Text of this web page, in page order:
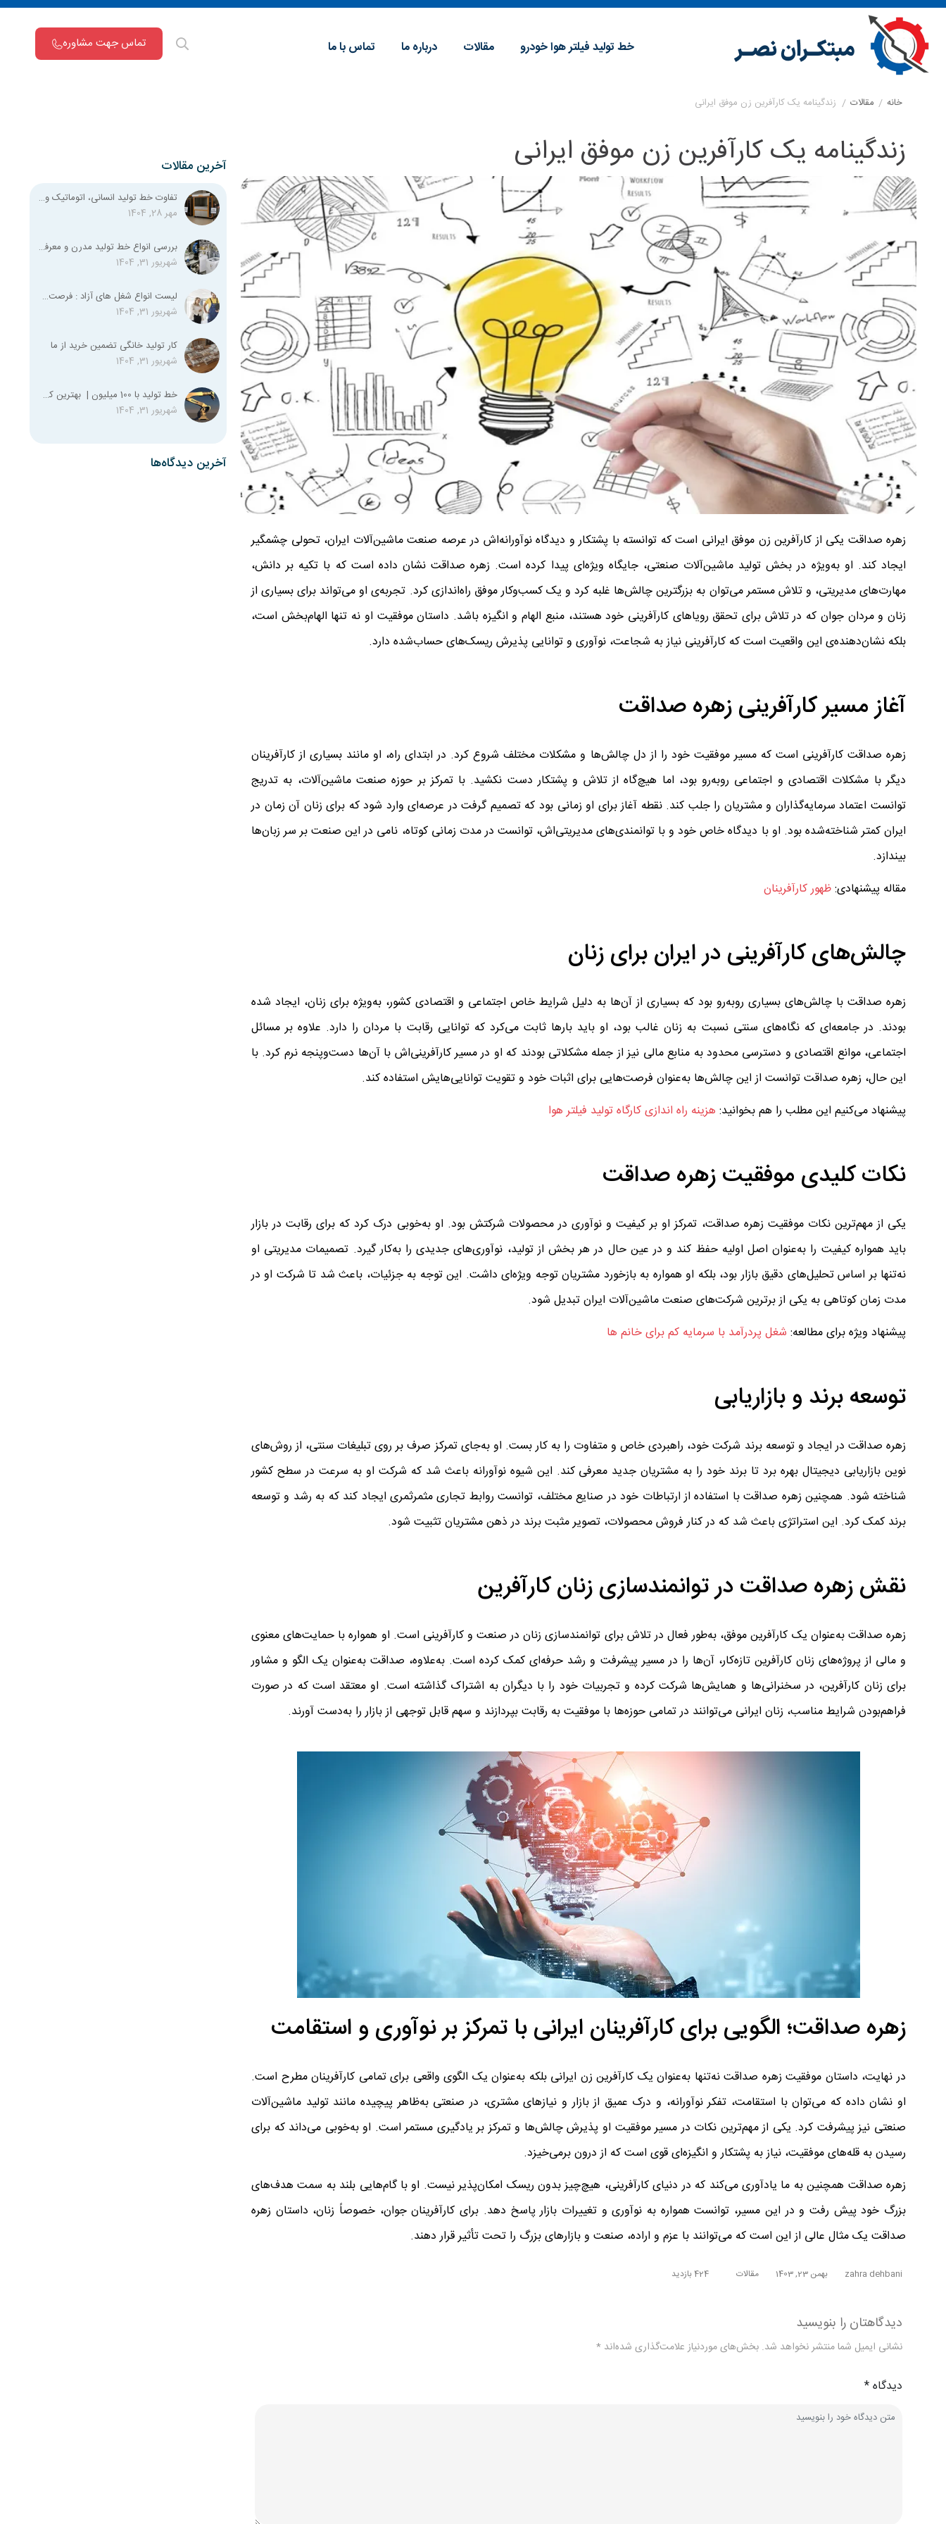
خط تولید فیلتر هوا خودرو مقالات درباره ما تماس با ما تماس جهت مشاوره
خانه / مقالات / زندگینامه یک کارآفرین زن موفق ایرانی
زندگینامه یک کارآفرین زن موفق ایرانی
زهره صداقت یکی از کارآفرین زن موفق ایرانی است که توانسته با پشتکار و دیدگاه نوآورانه‌اش در عرصه صنعت ماشین‌آلات ایران، تحولی چشمگیر
ایجاد کند. او به‌ویژه در بخش تولید ماشین‌آلات صنعتی، جایگاه ویژه‌ای پیدا کرده است. زهره صداقت نشان داده است که با تکیه بر دانش،
مهارت‌های مدیریتی، و تلاش مستمر می‌توان به بزرگترین چالش‌ها غلبه کرد و یک کسب‌وکار موفق راه‌اندازی کرد. تجربه‌ی او می‌تواند برای بسیاری از
زنان و مردان جوان که در تلاش برای تحقق رویاهای کارآفرینی خود هستند، منبع الهام و انگیزه باشد. داستان موفقیت او نه تنها الهام‌بخش است،
بلکه نشان‌دهنده‌ی این واقعیت است که کارآفرینی نیاز به شجاعت، نوآوری و توانایی پذیرش ریسک‌های حساب‌شده دارد.
آغاز مسیر کارآفرینی زهره صداقت
زهره صداقت کارآفرینی است که مسیر موفقیت خود را از دل چالش‌ها و مشکلات مختلف شروع کرد. در ابتدای راه، او مانند بسیاری از کارآفرینان
دیگر با مشکلات اقتصادی و اجتماعی روبه‌رو بود، اما هیچ‌گاه از تلاش و پشتکار دست نکشید. با تمرکز بر حوزه صنعت ماشین‌آلات، به تدریج
توانست اعتماد سرمایه‌گذاران و مشتریان را جلب کند. نقطه آغاز برای او زمانی بود که تصمیم گرفت در عرصه‌ای وارد شود که برای زنان آن زمان در
ایران کمتر شناخته‌شده بود. او با دیدگاه خاص خود و با توانمندی‌های مدیریتی‌اش، توانست در مدت زمانی کوتاه، نامی در این صنعت بر سر زبان‌ها
بیندازد.
مقاله پیشنهادی:ظهور کارآفرینان
چالش‌های کارآفرینی در ایران برای زنان
زهره صداقت با چالش‌های بسیاری روبه‌رو بود که بسیاری از آن‌ها به دلیل شرایط خاص اجتماعی و اقتصادی کشور، به‌ویژه برای زنان، ایجاد شده
بودند. در جامعه‌ای که نگاه‌های سنتی نسبت به زنان غالب بود، او باید بارها ثابت می‌کرد که توانایی رقابت با مردان را دارد. علاوه بر مسائل
اجتماعی، موانع اقتصادی و دسترسی محدود به منابع مالی نیز از جمله مشکلاتی بودند که او در مسیر کارآفرینی‌اش با آن‌ها دست‌وپنجه نرم کرد. با
این حال، زهره صداقت توانست از این چالش‌ها به‌عنوان فرصت‌هایی برای اثبات خود و تقویت توانایی‌هایش استفاده کند.
پیشنهاد می‌کنیم این مطلب را هم بخوانید: هزینه راه اندازی کارگاه تولید فیلتر هوا
نکات کلیدی موفقیت زهره صداقت
یکی از مهم‌ترین نکات موفقیت زهره صداقت، تمرکز او بر کیفیت و نوآوری در محصولات شرکتش بود. او به‌خوبی درک کرد که برای رقابت در بازار
باید همواره کیفیت را به‌عنوان اصل اولیه حفظ کند و در عین حال در هر بخش از تولید، نوآوری‌های جدیدی را به‌کار گیرد. تصمیمات مدیریتی او
نه‌تنها بر اساس تحلیل‌های دقیق بازار بود، بلکه او همواره به بازخورد مشتریان توجه ویژه‌ای داشت. این توجه به جزئیات، باعث شد تا شرکت او در
مدت زمان کوتاهی به یکی از برترین شرکت‌های صنعت ماشین‌آلات ایران تبدیل شود.
پیشنهاد ویژه برای مطالعه: شغل پردرآمد با سرمایه کم برای خانم ها
توسعه برند و بازاریابی
زهره صداقت در ایجاد و توسعه برند شرکت خود، راهبردی خاص و متفاوت را به کار بست. او به‌جای تمرکز صرف بر روی تبلیغات سنتی، از روش‌های
نوین بازاریابی دیجیتال بهره برد تا برند خود را به مشتریان جدید معرفی کند. این شیوه نوآورانه باعث شد که شرکت او به سرعت در سطح کشور
شناخته شود. همچنین زهره صداقت با استفاده از ارتباطات خود در صنایع مختلف، توانست روابط تجاری مثمرثمری ایجاد کند که به رشد و توسعه
برند کمک کرد. این استراتژی باعث شد که در کنار فروش محصولات، تصویر مثبت برند در ذهن مشتریان تثبیت شود.
نقش زهره صداقت در توانمندسازی زنان کارآفرین
زهره صداقت به‌عنوان یک کارآفرین موفق، به‌طور فعال در تلاش برای توانمندسازی زنان در صنعت و کارآفرینی است. او همواره با حمایت‌های معنوی
و مالی از پروژه‌های زنان کارآفرین تازه‌کار، آن‌ها را در مسیر پیشرفت و رشد حرفه‌ای کمک کرده است. به‌علاوه، صداقت به‌عنوان یک الگو و مشاور
برای زنان کارآفرین، در سخنرانی‌ها و همایش‌ها شرکت کرده و تجربیات خود را با دیگران به اشتراک گذاشته است. او معتقد است که در صورت
فراهم‌بودن شرایط مناسب، زنان ایرانی می‌توانند در تمامی حوزه‌ها با موفقیت به رقابت بپردازند و سهم قابل توجهی از بازار را به‌دست آورند.
زهره صداقت؛ الگویی برای کارآفرینان ایرانی با تمرکز بر نوآوری و استقامت
در نهایت، داستان موفقیت زهره صداقت نه‌تنها به‌عنوان یک کارآفرین زن ایرانی بلکه به‌عنوان یک الگوی واقعی برای تمامی کارآفرینان مطرح است.
او نشان داده که می‌توان با استقامت، تفکر نوآورانه، و درک عمیق از بازار و نیازهای مشتری، در صنعتی به‌ظاهر پیچیده مانند تولید ماشین‌آلات
صنعتی نیز پیشرفت کرد. یکی از مهم‌ترین نکات در مسیر موفقیت او پذیرش چالش‌ها و تمرکز بر یادگیری مستمر است. او به‌خوبی می‌داند که برای
رسیدن به قله‌های موفقیت، نیاز به پشتکار و انگیزه‌ای قوی است که از درون برمی‌خیزد.
زهره صداقت همچنین به ما یادآوری می‌کند که در دنیای کارآفرینی، هیچ‌چیز بدون ریسک امکان‌پذیر نیست. او با گام‌هایی بلند به سمت هدف‌های
بزرگ خود پیش رفت و در این مسیر، توانست همواره به نوآوری و تغییرات بازار پاسخ دهد. برای کارآفرینان جوان، خصوصاً زنان، داستان زهره
صداقت یک مثال عالی از این است که می‌توانند با عزم و اراده، صنعت و بازارهای بزرگ را تحت تأثیر قرار دهند.
zahra dehbani بهمن 23, 1403 مقالات 424 بازدید
دیدگاهتان را بنویسید
نشانی ایمیل شما منتشر نخواهد شد. بخش‌های موردنیاز علامت‌گذاری شده‌اند *
دیدگاه*
آخرین مقالات
تفاوت خط تولید انسانی، اتوماتیک و نیمه اتوماتیک چیست؟
مهر 28, 1404
بررسی انواع خط تولید مدرن و معرفی تمامی استانداردهای لازم
شهریور 31, 1404
لیست انواع شغل‌ های آزاد : فرصت‌های شغلی متنوع برای همه
شهریور 31, 1404
کار تولید خانگی تضمین خرید از ما
شهریور 31, 1404
خط تولید با 100 میلیون | بهترین کسب و کار با صد میلیون
شهریور 31, 1404
آخرین دیدگاه‌ها